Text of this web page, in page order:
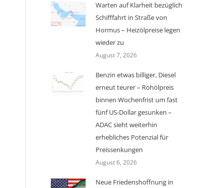
Warten auf Klarheit bezüglich
Schifffahrt in Straße von
Hormus – Heizölpreise legen
wieder zu
August 7, 2026
Benzin etwas billiger, Diesel
erneut teurer – Rohölpreis
binnen Wochenfrist um fast
fünf US-Dollar gesunken –
ADAC sieht weiterhin
erhebliches Potenzial für
Preissenkungen
August 6, 2026
Neue Friedenshoffnung in